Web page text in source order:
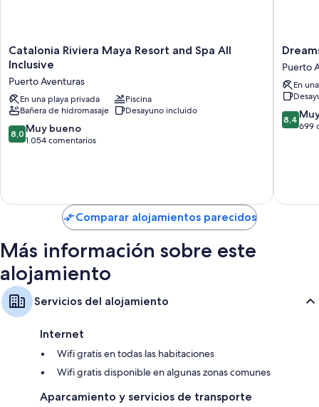
Catalonia
Riviera
Resort
and
Spa
All
Inclusive
Catalonia Riviera Maya Resort and Spa All
Inclusive
Puerto Aventuras
En una playa privada
Piscina
Bañera de hidromasaje
Desayuno incluido
8.0
sobre
8,0 Muy bueno
1.054 comentarios
Dreams
Riviera
Maya
-
All
Inclusive
Puerto
En
8.4
sobre
8,4
699
Comparar alojamientos parecidos
Más información sobre este
alojamiento
Servicios del alojamiento
Internet
Wifi gratis en todas las habitaciones
Wifi gratis disponible en algunas zonas comunes
Aparcamiento y servicios de transporte